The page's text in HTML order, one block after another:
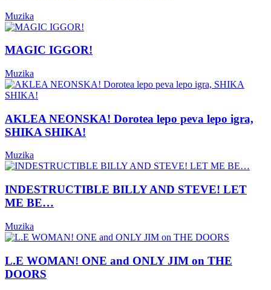
Muzika
MAGIC IGGOR!
Muzika
AKLEA NEONSKA! Dorotea lepo peva lepo igra,
SHIKA SHIKA!
Muzika
INDESTRUCTIBLE BILLY AND STEVE! LET
ME BE…
Muzika
L.E WOMAN! ONE and ONLY JIM on THE
DOORS